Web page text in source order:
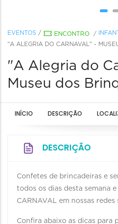
EVENTOS / ENCONTRO /
"A ALEGRIA DO CARNAVAL" -
"A Alegria do
Museu dos
INÍCIO DESCRIÇÃO
DESCRIÇÃO
Confetes de brincadeiras e
todos os dias desta semana
CARNAVAL em nossas redes
Confira abaixo as dicas para